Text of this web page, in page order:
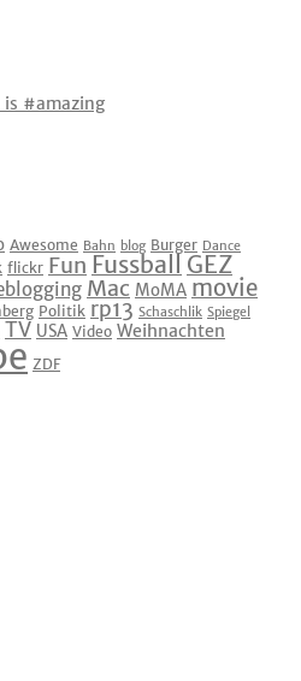
is #amazing
Awesome Bahn blog Burger Dance
flickr Fun Fussball GEZ
Mac MoMA movie
Politik rp13 Schaschlik Spiegel
TV USA Video Weihnachten
ZDF